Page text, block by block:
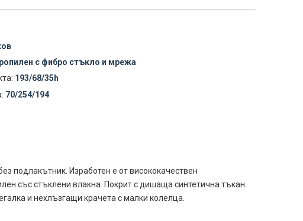
с фибро стъкло и мрежа
193/68/35h
70/254/194
подлакътник. Изработен е от висококачествен
със стъклени влакна. Покрит с дишаща синтетична тъкан.
и нехлъзгащи крачета с малки колелца.